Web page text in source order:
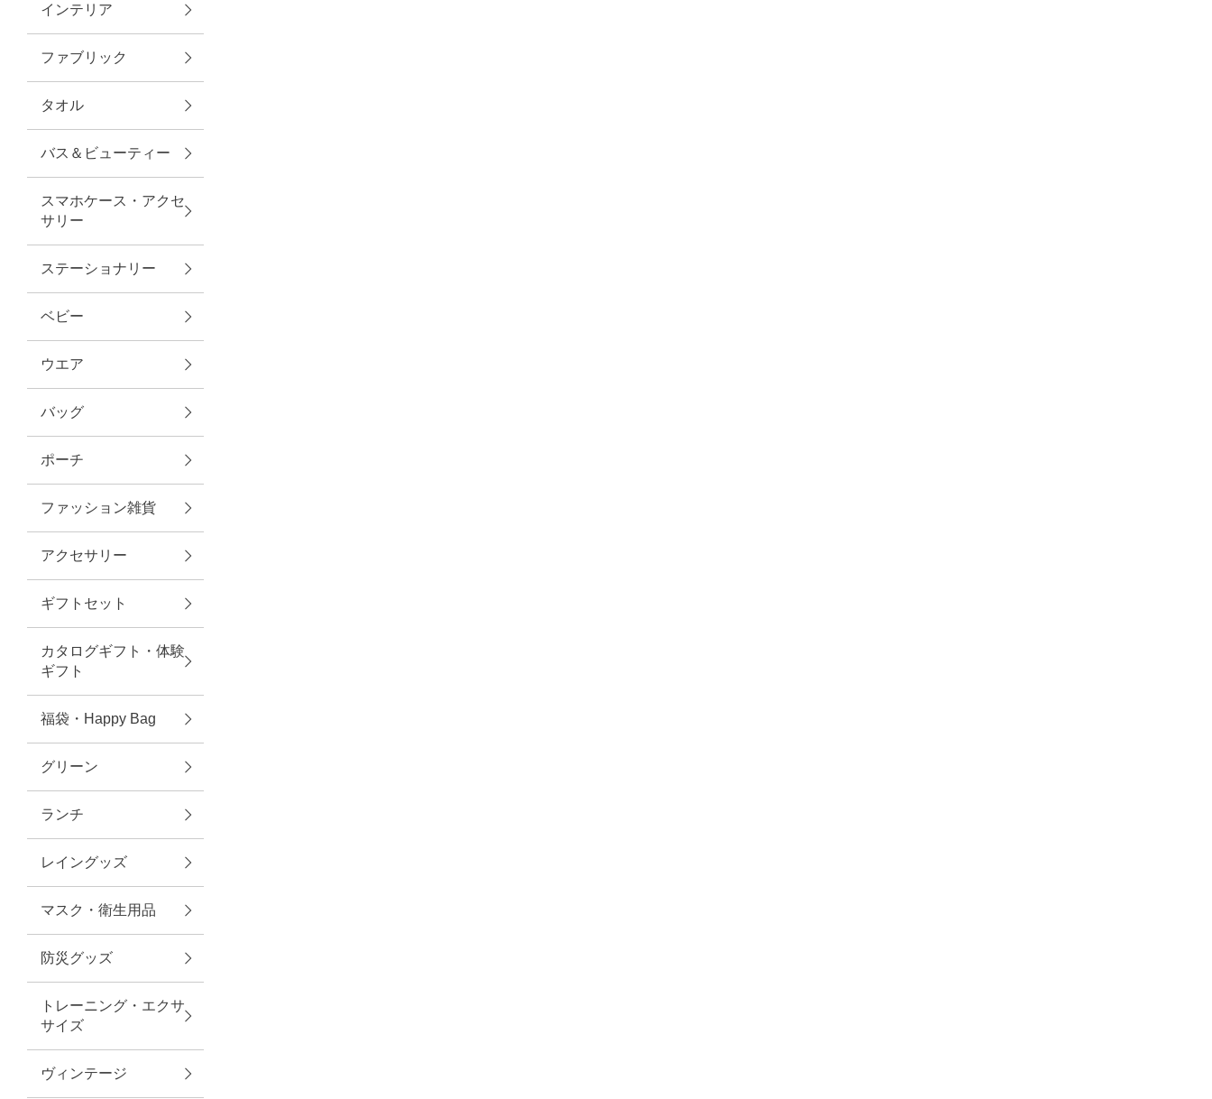
ランチ
バッグ
キッチン・ダイニング
ダイニング
キッチン
ファブリック
グリーン
バス＆ビューティー
バス＆ビューティー
タオル
ウエア＆バッグ
ウエア
レイングッズ
アクセサリー
ファッション雑貨
ファッショングッズ
スマホケース・アクセサリー
ポーチ
ステーショナリー
その他
インテリア
ファブリック
タオル
バス＆ビューティー
スマホケース・アクセ
サリー
ステーショナリー
ベビー
ウエア
バッグ
ポーチ
ファッション雑貨
アクセサリー
ギフトセット
カタログギフト・体験
ギフト
福袋・Happy Bag
グリーン
ランチ
レイングッズ
マスク・衛生用品
防災グッズ
トレーニング・エクサ
サイズ
ヴィンテージ